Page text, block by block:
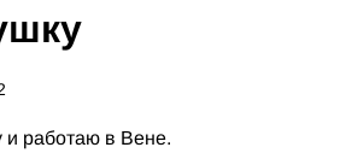
работаю в Вене.